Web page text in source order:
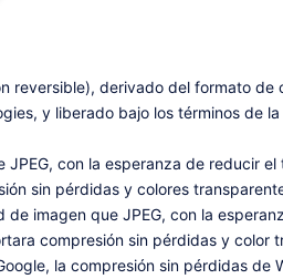
reversible), derivado del formato de
y liberado bajo los términos de
con la esperanza de reducir
sin pérdidas y colores
imagen que JPEG, con la
compresión sin pérdidas y color
la compresión sin pérdidas de